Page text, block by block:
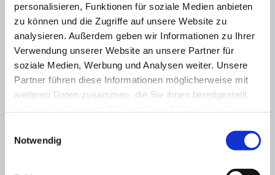
personalisieren, Funktionen für soziale Medien anbieten
zu können und die Zugriffe auf unsere Website zu
analysieren. Außerdem geben wir Informationen zu Ihrer
Verwendung unserer Website an unsere Partner für
soziale Medien, Werbung und Analysen weiter. Unsere
Partner führen diese Informationen möglicherweise mit
weiteren Daten zusammen, die Sie ihnen bereitgestellt
Notwendig
Schlafzimmer 3 Badezimmer 2 Grundstück 855 m² Bebaute Fläche
190 m²
FelanitxAuthentische Natursteinfinca mit traumhaften Garten und